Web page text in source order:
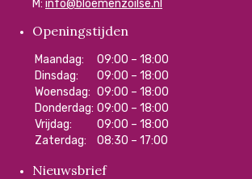
M: info@bloemenzoilse.nl
Openingstijden
Maandag:
09:00 – 18:00
Dinsdag:
09:00 – 18:00
Woensdag: 09:00 – 18:00
Donderdag: 09:00 – 18:00
Vrijdag:
09:00 – 18:00
Zaterdag:
08:30 – 17:00
Nieuwsbrief